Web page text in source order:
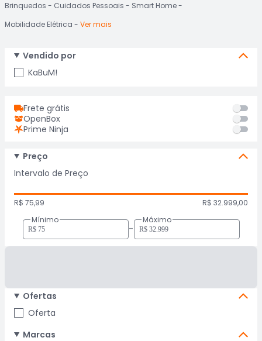
Brinquedos
Cuidados Pessoais
Smart Home
Mobilidade Elétrica
Ver mais
Vendido por
KaBuM!
Frete grátis
OpenBox
Prime Ninja
Preço
Intervalo de Preço
R$ 75,99
R$ 32.999,00
Mínimo
-
Máximo
Ofertas
Oferta
Marcas